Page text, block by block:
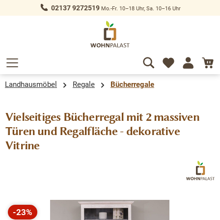
springen 02137 9272519Mo.-Fr. 10–18 Uhr, Sa. 10–16 Uhr
Landhausmöbel Regale Bücherregale
Vielseitiges Bücherregal mit 2 massiven
Türen und Regalfläche - dekorative
Vitrine
Bildergalerie überspringen
-23%